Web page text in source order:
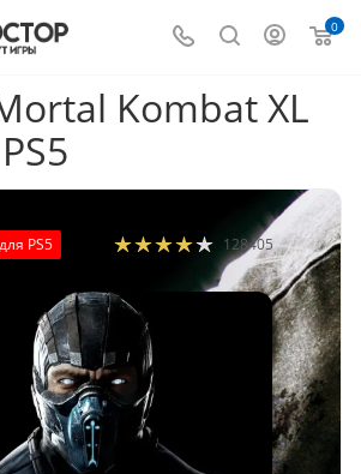
0
Kombat XL
для PS5 128405